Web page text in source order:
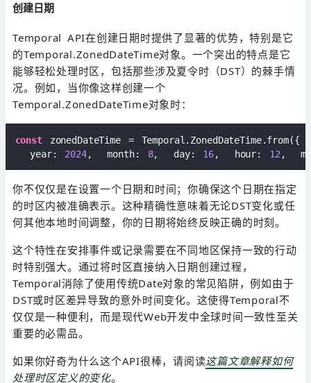
创建日期
Temporal API在创建日期时提供了显著的优势，特别是它
的Temporal.ZonedDateTime对象。一个突出的特点是它
能够轻松处理时区，包括那些涉及夏令时（DST）的棘手情
况。例如，当你像这样创建一个
Temporal.ZonedDateTime对象时：
const zonedDateTime =
  year:
2024,  month: 8,  day: 16,  hour: 12 ,
你不仅仅是在设置一个日期和时间；你确保这个日期在指定
的时区内被准确表示。这种精确性意味着无论DST变化或任
何其他本地时间调整，你的日期将始终反映正确的时刻。
这个特性在安排事件或记录需要在不同地区保持一致的行动
时特别强大。通过将时区直接纳入日期创建过程，
Temporal消除了使用传统Date对象的常见陷阱，例如由于
DST或时区差异导致的意外时间变化。这使得Temporal不
仅仅是一种便利，而是现代Web开发中全球时间一致性至关
重要的必需品。
如果你好奇为什么这个API很棒，请阅读这篇文章解释如何
处理时区定义的变化。